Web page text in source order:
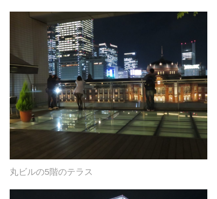
丸ビルの5階のテラス